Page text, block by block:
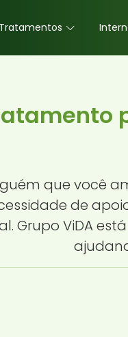
Tratamentos
que você
de
Grupo ViDA